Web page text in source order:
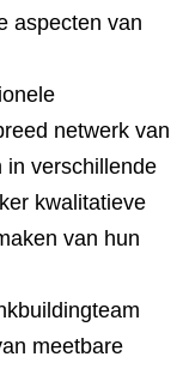
aspecten van
netwerk van
in verschillende
kwalitatieve
van hun
meetbare